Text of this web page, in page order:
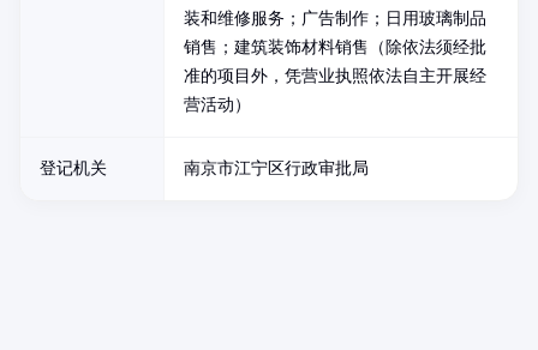
装和维修服务；广告制作；日用玻璃制品
销售；建筑装饰材料销售（除依法须经批
准的项目外，凭营业执照依法自主开展经
营活动）
登记机关 南京市江宁区行政审批局